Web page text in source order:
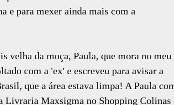
e para mexer ainda mais com a
velha da moça, Paula, que mora no meu
com a 'ex' e escreveu para avisar a
que a área estava limpa! A Paula
Maxsigma no Shopping Colinas